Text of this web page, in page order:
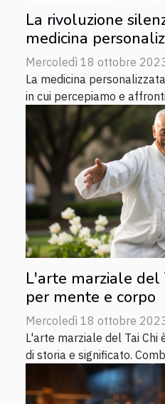
La rivoluzione
medicina
Mercoledì 18 ottobre
La medicina
in cui percepiamo e
L'arte marziale del
per mente e corpo
Mercoledì 18 ottobre
L'arte marziale del Tai Chi
di storia e significato.